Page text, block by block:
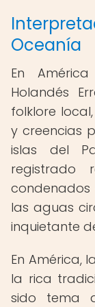
Oceanía
En
Holandés
folklore
y creencias
islas del
registrado
las aguas
inquietante
En América,
la rica
sido tema